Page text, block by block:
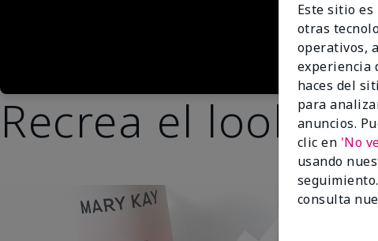
Recrea el look
Este sitio es
otras
operativos,
experiencia
haces del
para
anuncios.
clic en 'No
usando
consulta